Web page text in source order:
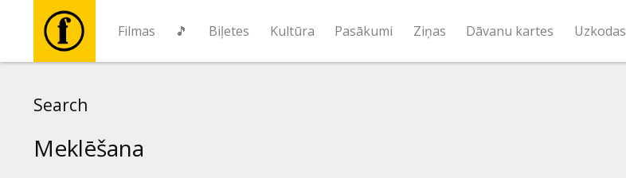
Filmas 🎵 Biļetes Kultūra Pasākumi Ziņas Dāvanu kartes Uzkodas
Search
Meklēšana